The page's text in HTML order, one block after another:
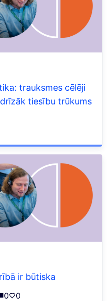
trauksmes cēlēji
tiesību trūkums
ir būtiska
0 0